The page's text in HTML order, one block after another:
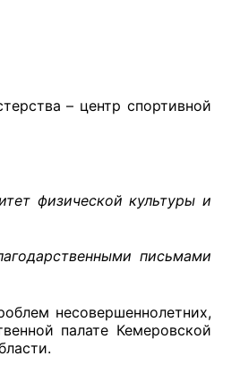
– центр спортивной
физической культуры и
письмами
несовершеннолетних,
палате Кемеровской